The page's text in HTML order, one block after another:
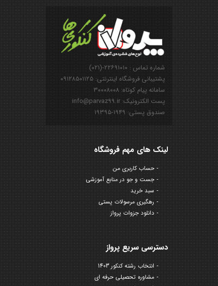
شماره تماس : ۲۲۶۹۱۰۱۰-(۰۲۱)
پشتیبانی فروشگاه اینترنتی: ۰۹۱۲۸۵۰۱۱۲۵
سامانه پیام کوتاه: ۳۰۰۰۸۰۰۸
پست الکترونیک: info@parvaz99.ir
صندوق پستی: ۱۹۴۹-۱۹۳۹۵
لینک های مهم فروشگاه
حساب کاربری من
جست و جو در منابع آموزشی
سبد خرید
رهگیری مرسولات پستی
دانلود جزوات پرواز
دسترسی سریع پرواز
انتخاب رشته کنکور 1403
مشاوره تحصیلی حرفه ای